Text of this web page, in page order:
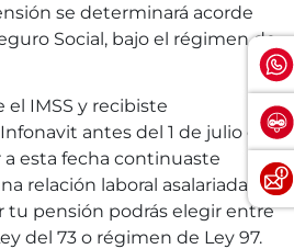
se determinará acorde
Social, bajo el régimen de
el IMSS y recibiste
antes del 1 de julio de
a esta fecha continuaste
relación laboral asalariada,
tu pensión podrás elegir entre
del 73 o régimen de Ley 97.